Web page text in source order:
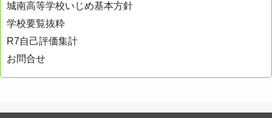
城南高等学校いじめ基本方針
学校要覧抜粋
R7自己評価集計
お問合せ